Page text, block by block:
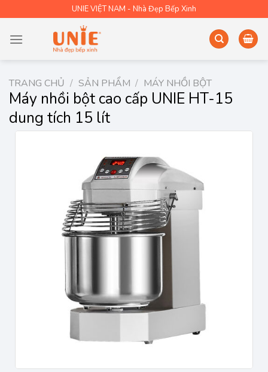
to
content
UNIE VIỆT NAM - Nhà Đẹp Bếp Xinh
TRANG CHỦ / SẢN PHẨM / MÁY NHỒI BỘT
Máy nhồi bột cao cấp UNIE HT-15
dung tích 15 lít